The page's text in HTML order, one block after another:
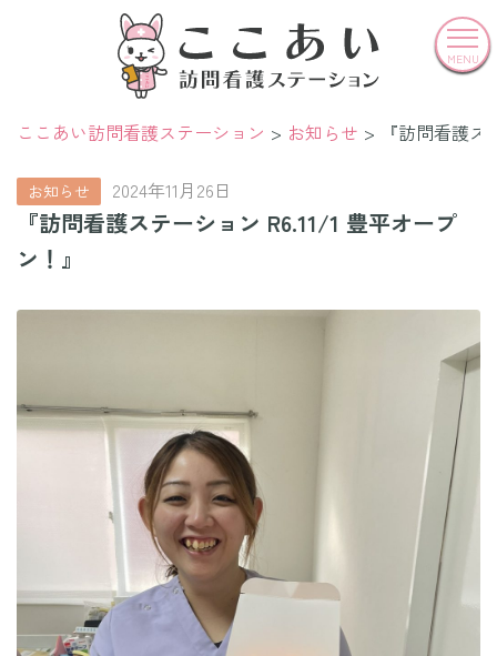
MENU
ここあい訪問看護ステーション お知らせ 『訪問看護
お知らせ 2024年11月26日
『訪問看護ステーション R6.11/1 豊平オープ
ン！』